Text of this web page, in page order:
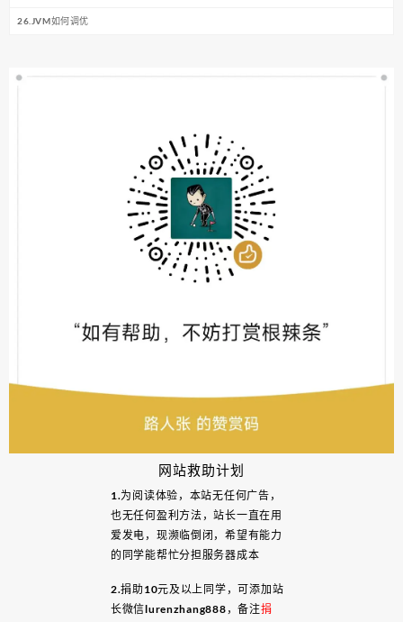
网站救助计划
1.为阅读体验，本站无任何广告，
也无任何盈利方法，站长一直在用
爱发电，现濒临倒闭，希望有能力
的同学能帮忙分担服务器成本
2.捐助10元及以上同学，可添加站
长微信lurenzhang888，备注捐
26.JVM如何调优